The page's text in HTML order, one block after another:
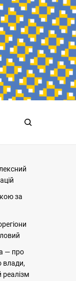
за
— про
влади,
реалізм